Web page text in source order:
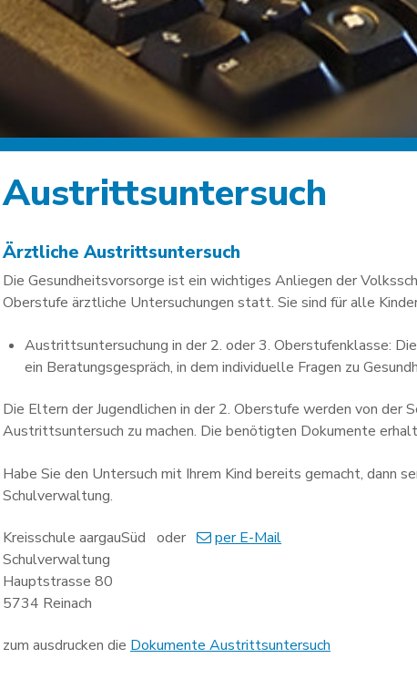
Austrittsuntersuch
Ärztliche Austrittsuntersuch
Die Gesundheitsvorsorge ist ein wichtiges Anliegen der
Oberstufe ärztliche Untersuchungen statt. Sie sind für alle
Austrittsuntersuchung in der 2. oder 3. Oberstufenklasse:
ein Beratungsgespräch, in dem individuelle Fragen zu
Die Eltern der Jugendlichen in der 2. Oberstufe werden von der
Austrittsuntersuch zu machen. Die benötigten Dokumente
Habe Sie den Untersuch mit Ihrem Kind bereits gemacht, dann
Schulverwaltung.
Kreisschule aargauSüd oder
per E-Mail
Schulverwaltung
Hauptstrasse 80
5734 Reinach
zum ausdrucken die Dokumente Austrittsuntersuch